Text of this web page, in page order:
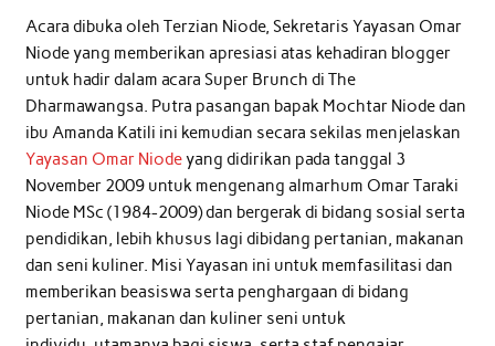
Acara dibuka oleh Terzian Niode, Sekretaris Yayasan Omar
Niode yang memberikan apresiasi atas kehadiran blogger
untuk hadir dalam acara Super Brunch di The
Dharmawangsa. Putra pasangan bapak Mochtar Niode dan
ibu Amanda Katili ini kemudian secara sekilas menjelaskan
Yayasan Omar Niodeyang didirikan pada tanggal 3
November 2009 untuk mengenang almarhum Omar Taraki
Niode MSc (1984-2009) dan bergerak di bidang sosial serta
pendidikan, lebih khusus lagi dibidang pertanian, makanan
dan seni kuliner. Misi Yayasan ini untuk memfasilitasi dan
memberikan beasiswa serta penghargaan di bidang
pertanian, makanan dan kuliner seni untuk